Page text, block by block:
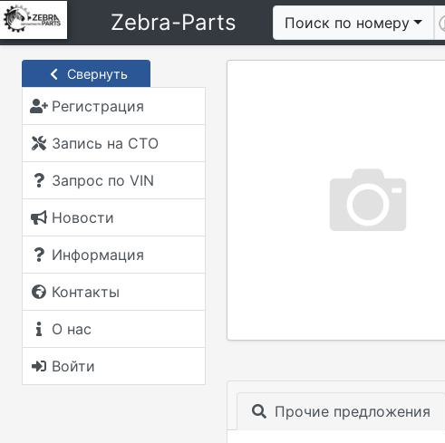
Zebra-Parts Поиск по номеру
Свернуть
Регистрация
Запись на СТО
Запрос по VIN
Новости
Информация
Контакты
О нас
Войти
Прочие предложения